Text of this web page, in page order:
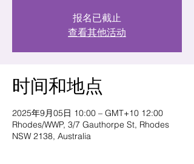
报名已截止
查看其他活动
时间和地点
2025年9月05日 10:00 – GMT+10 12:00
Rhodes/WWP, 3/7 Gauthorpe St, Rhodes
NSW 2138, Australia